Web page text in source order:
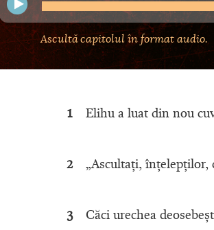
Ascultă capitolul în format audio.
1 Elihu a luat din nou
2 „Ascultaţi,
3 Căci urechea